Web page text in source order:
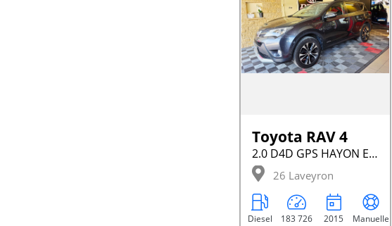
Toyota RAV 4
2.0 D4D GPS HAYON ELEC
26 Laveyron
Diesel 183 726 2015 Manuelle